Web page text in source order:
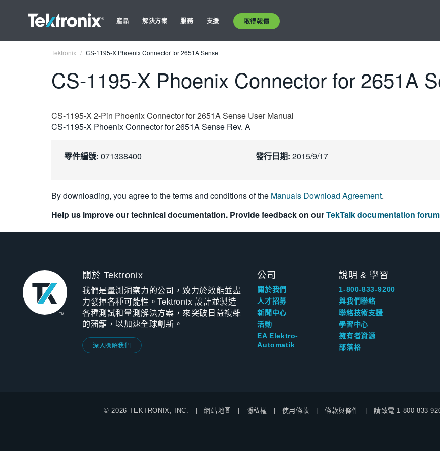
產品 解決方案 服務 支援 取得報價
Tektronix CS-1195-X Phoenix Connector for 2651A Sense
CS-1195-X Phoenix Connector for 2651A
CS-1195-X 2-Pin Phoenix Connector for 2651A Sense User Manual
CS-1195-X Phoenix Connector for 2651A Sense Rev. A
零件編號: 071338400 發行日期: 2015/9/17
By downloading, you agree to the terms and conditions of the Manuals Download Agreement.
Help us improve our technical documentation. Provide feedback on ourTekTalk documentation forum
關於 Tektronix
我們是量測洞察力的公司，致力於效能並盡
力發揮各種可能性。Tektronix 設計並製造
各種測試和量測解決方案，來突破日益複雜
的藩籬，以加速全球創新。
深入瞭解我們
公司
關於我們
人才招募
新聞中心
活動
EA Elektro-
Automatik
說明 & 學習
1-800-833-9200
與我們聯絡
聯絡技術支援
學習中心
擁有者資源
部落格
© 2026 TEKTRONIX, INC. 網站地圖 隱私權 使用條款 條款與條件 請致電 1-800-833-